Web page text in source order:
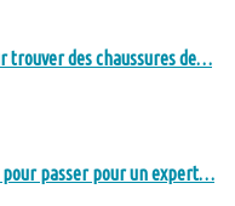
trouver des chaussures de…
passer pour un expert…